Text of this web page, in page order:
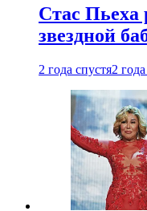
Стас Пьеха
звездной
2 года спустя2